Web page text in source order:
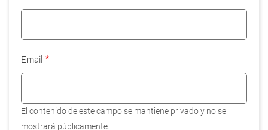
Email
El contenido de este campo se mantiene privado y no se
mostrará públicamente.